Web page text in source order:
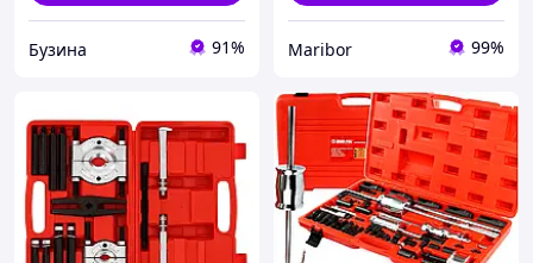
Бузина 91% Maribor 99%